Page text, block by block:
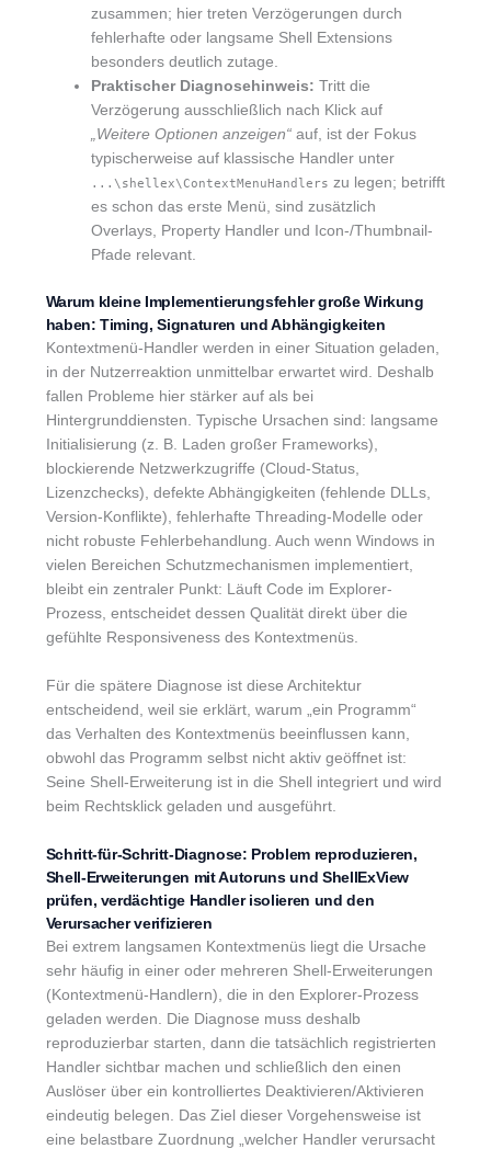
zusammen; hier treten Verzögerungen durch
fehlerhafte oder langsame Shell Extensions
besonders deutlich zutage.
Praktischer Diagnosehinweis: Tritt die
Verzögerung ausschließlich nach Klick auf
„Weitere Optionen anzeigen“auf, ist der Fokus
typischerweise auf klassische Handler unter
...\shellex\ContextMenuHandlers zu legen; betrifft
es schon das erste Menü, sind zusätzlich
Overlays, Property Handler und Icon-/Thumbnail-
Pfade relevant.
Warum kleine Implementierungsfehler große Wirkung
haben: Timing, Signaturen und Abhängigkeiten
Kontextmenü-Handler werden in einer Situation geladen,
in der Nutzerreaktion unmittelbar erwartet wird. Deshalb
fallen Probleme hier stärker auf als bei
Hintergrunddiensten. Typische Ursachen sind: langsame
Initialisierung (z. B. Laden großer Frameworks),
blockierende Netzwerkzugriffe (Cloud-Status,
Lizenzchecks), defekte Abhängigkeiten (fehlende DLLs,
Version-Konflikte), fehlerhafte Threading-Modelle oder
nicht robuste Fehlerbehandlung. Auch wenn Windows in
vielen Bereichen Schutzmechanismen implementiert,
bleibt ein zentraler Punkt: Läuft Code im Explorer-
Prozess, entscheidet dessen Qualität direkt über die
gefühlte Responsiveness des Kontextmenüs.
Für die spätere Diagnose ist diese Architektur
entscheidend, weil sie erklärt, warum „ein Programm“
das Verhalten des Kontextmenüs beeinflussen kann,
obwohl das Programm selbst nicht aktiv geöffnet ist:
Seine Shell-Erweiterung ist in die Shell integriert und wird
beim Rechtsklick geladen und ausgeführt.
Schritt-für-Schritt-Diagnose: Problem reproduzieren,
Shell-Erweiterungen mit Autoruns und ShellExView
prüfen, verdächtige Handler isolieren und den
Verursacher verifizieren
Bei extrem langsamen Kontextmenüs liegt die Ursache
sehr häufig in einer oder mehreren Shell-Erweiterungen
(Kontextmenü-Handlern), die in den Explorer-Prozess
geladen werden. Die Diagnose muss deshalb
reproduzierbar starten, dann die tatsächlich registrierten
Handler sichtbar machen und schließlich den einen
Auslöser über ein kontrolliertes Deaktivieren/Aktivieren
eindeutig belegen. Das Ziel dieser Vorgehensweise ist
eine belastbare Zuordnung „welcher Handler verursacht